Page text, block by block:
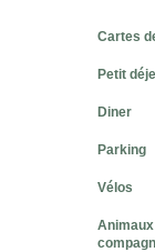
Cartes
Petit
Diner
Parking
Vélos